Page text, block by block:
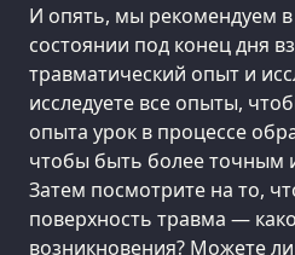
И опять, мы рекомендуем
состоянии под конец дня
травматический опыт и
исследуете все опыты,
опыта урок в процессе
чтобы быть более точным
Затем посмотрите на то,
поверхность травма —
возникновения? Можете